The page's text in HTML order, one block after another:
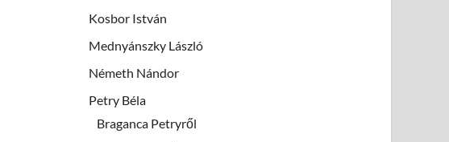
Kosbor István
Mednyánszky László
Németh Nándor
Petry Béla
Braganca Petryről